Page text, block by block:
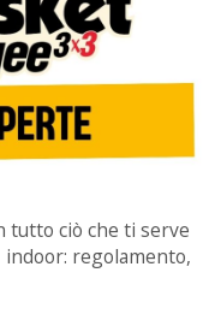
tutto ciò che ti serve
regolamento,